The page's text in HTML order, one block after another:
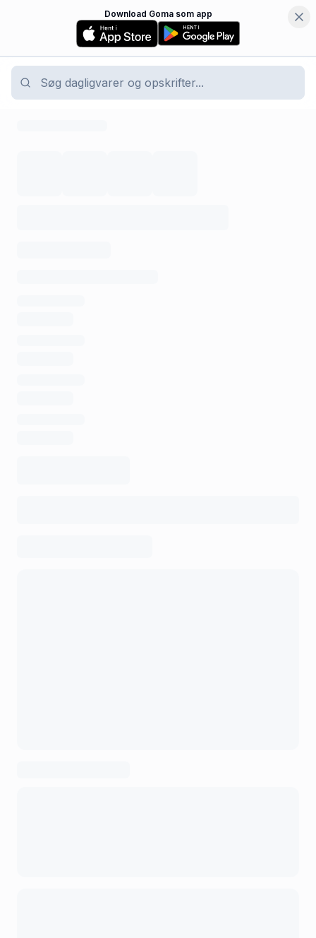
Download Goma som app